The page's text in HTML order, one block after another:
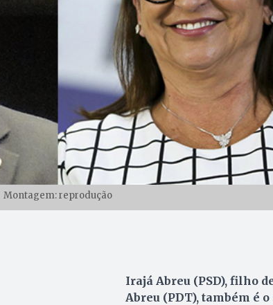
Montagem: reprodução
Irajá Abreu (PSD), filho
Abreu (PDT), também é